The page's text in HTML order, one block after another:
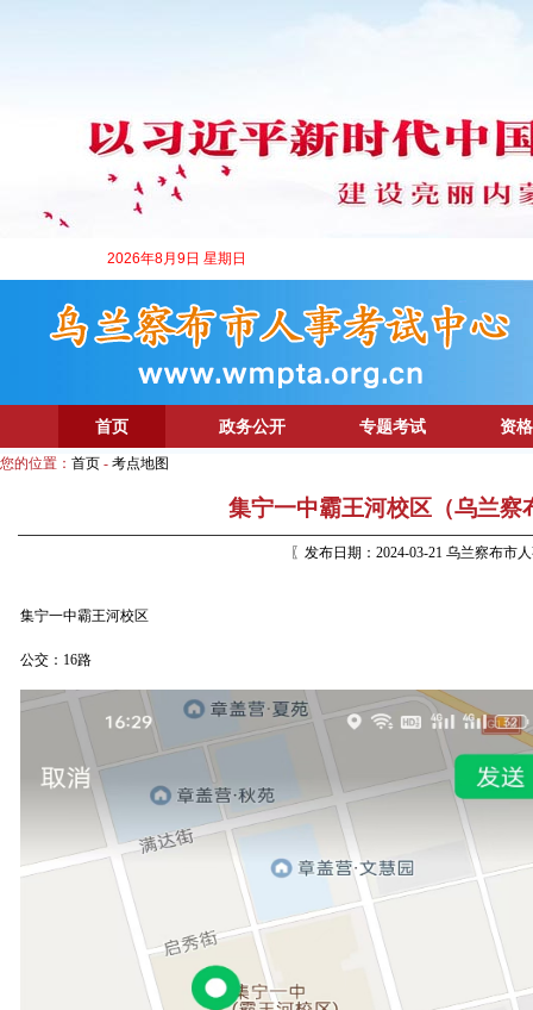
2026年8月9日 星期日
首页 政务公开 专题考试 资
您的位置： 首页 - 考点地图
集宁一中霸王河校区（乌兰察
〖发布日期：2024-03-21 乌兰察布市
集宁一中霸王河校区
公交：16路